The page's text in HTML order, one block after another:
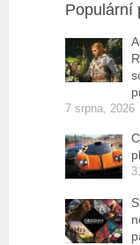
Populární
7 srpna, 2026